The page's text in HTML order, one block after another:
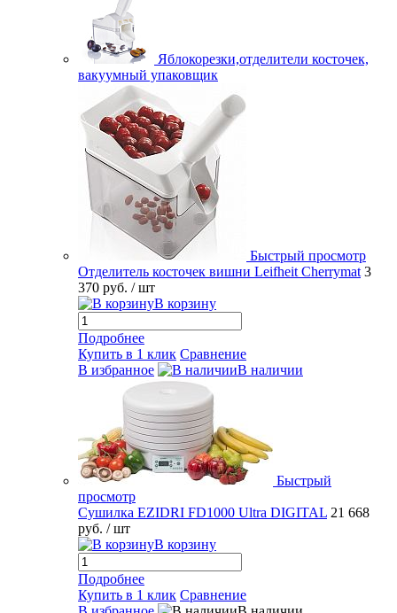
Яблокорезки,отделители косточек,
вакуумный упаковщик
Быстрый просмотр
Отделитель косточек вишни Leifheit Cherrymat 3
370 руб. / шт
В корзину
Подробнее
Купить в 1 клик Сравнение
В избранное
В наличии
Быстрый
просмотр
Сушилка EZIDRI FD1000 Ultra DIGITAL 21 668
руб. / шт
В корзину
Подробнее
Купить в 1 клик Сравнение